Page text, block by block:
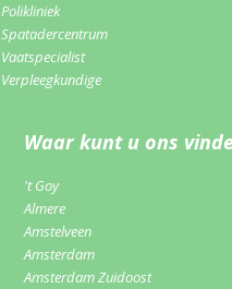
Polikliniek
Spatadercentrum
Vaatspecialist
Verpleegkundige
Waar kunt u ons
't Goy
Almere
Amstelveen
Amsterdam
Amsterdam Zuidoost